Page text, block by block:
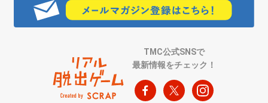
TMC公式SNSで
最新情報をチェック！